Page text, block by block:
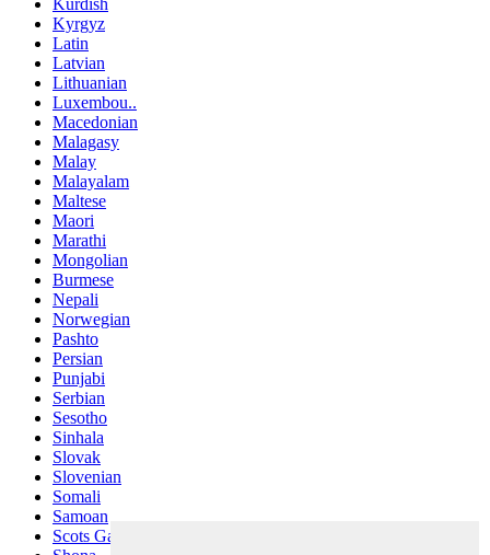
Kurdish
Kyrgyz
Latin
Latvian
Lithuanian
Luxembou..
Macedonian
Malagasy
Malay
Malayalam
Maltese
Maori
Marathi
Mongolian
Burmese
Nepali
Norwegian
Pashto
Persian
Punjabi
Serbian
Sesotho
Sinhala
Slovak
Slovenian
Somali
Samoan
Scots Gaelic